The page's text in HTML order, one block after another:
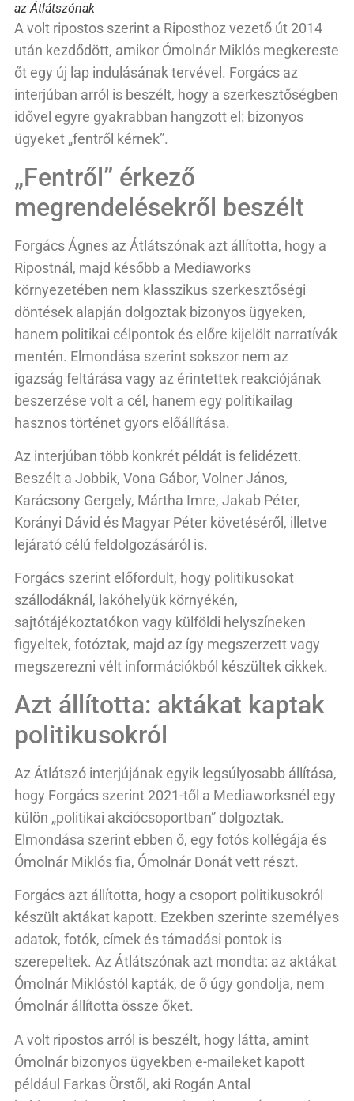
az Átlátszónak
A volt ripostos szerint a Riposthoz vezető út 2014
után kezdődött, amikor Ómolnár Miklós megkereste
őt egy új lap indulásának tervével. Forgács az
interjúban arról is beszélt, hogy a szerkesztőségben
idővel egyre gyakrabban hangzott el: bizonyos
ügyeket „fentről kérnek”.
„Fentről” érkező
megrendelésekről beszélt
Forgács Ágnes az Átlátszónak azt állította, hogy a
Ripostnál, majd később a Mediaworks
környezetében nem klasszikus szerkesztőségi
döntések alapján dolgoztak bizonyos ügyeken,
hanem politikai célpontok és előre kijelölt narratívák
mentén. Elmondása szerint sokszor nem az
igazság feltárása vagy az érintettek reakciójának
beszerzése volt a cél, hanem egy politikailag
hasznos történet gyors előállítása.
Az interjúban több konkrét példát is felidézett.
Beszélt a Jobbik, Vona Gábor, Volner János,
Karácsony Gergely, Mártha Imre, Jakab Péter,
Korányi Dávid és Magyar Péter követéséről, illetve
lejárató célú feldolgozásáról is.
Forgács szerint előfordult, hogy politikusokat
szállodáknál, lakóhelyük környékén,
sajtótájékoztatókon vagy külföldi helyszíneken
figyeltek, fotóztak, majd az így megszerzett vagy
megszerezni vélt információkból készültek cikkek.
Azt állította: aktákat kaptak
politikusokról
Az Átlátszó interjújának egyik legsúlyosabb állítása,
hogy Forgács szerint 2021-től a Mediaworksnél egy
külön „politikai akciócsoportban” dolgoztak.
Elmondása szerint ebben ő, egy fotós kollégája és
Ómolnár Miklós fia, Ómolnár Donát vett részt.
Forgács azt állította, hogy a csoport politikusokról
készült aktákat kapott. Ezekben szerinte személyes
adatok, fotók, címek és támadási pontok is
szerepeltek. Az Átlátszónak azt mondta: az aktákat
Ómolnár Miklóstól kapták, de ő úgy gondolja, nem
Ómolnár állította össze őket.
A volt ripostos arról is beszélt, hogy látta, amint
Ómolnár bizonyos ügyekben e-maileket kapott
például Farkas Örstől, aki Rogán Antal